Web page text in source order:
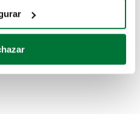
analizándolo activamente
específicas (huellas
cómo se procesan sus